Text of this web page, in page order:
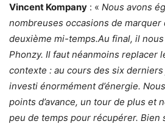
Vincent Kompany : « Nous avons
nombreuses occasions de
deuxième mi-temps.Au final, il
Phonzy. Il faut néanmoins replacer
contexte : au cours des six
investi énormément d’énergie.
points d’avance, un tour de plus et
peu de temps pour récupérer. Bien